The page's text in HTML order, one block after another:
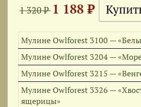
1 320 ₽ 1 188 ₽
Мулине Owlforest 3100 —
Мулине Owlforest 3204 —
Мулине Owlforest 3215 —
Мулине Owlforest 3326 —
ящерицы»